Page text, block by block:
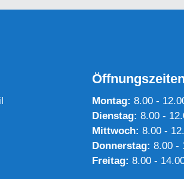
Montag:8.00 -
Dienstag: 8.00 -
Mittwoch: 8.00 -
Donnerstag: 8.00 -
Freitag: 8.00 -